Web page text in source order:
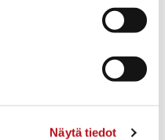
Näytä tiedot